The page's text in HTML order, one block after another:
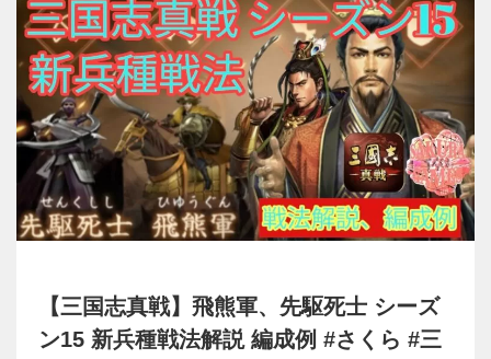
【三国志真戦】飛熊軍、先駆死士 シーズ
ン15 新兵種戦法解説 編成例 #さくら #三